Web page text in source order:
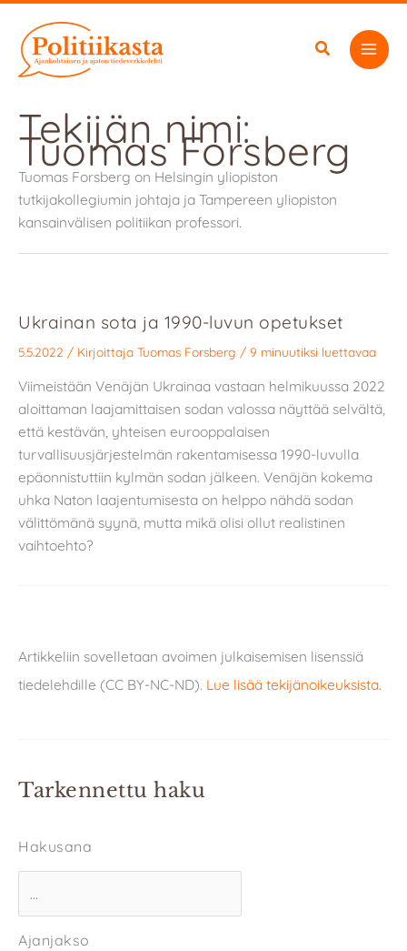
sisältöön
Tekijän nimi:
Tuomas Forsberg
Tuomas Forsberg on Helsingin yliopiston
tutkijakollegiumin johtaja ja Tampereen yliopiston
kansainvälisen politiikan professori.
Ukrainan sota ja 1990-luvun opetukset
5.5.2022 / Kirjoittaja Tuomas Forsberg / 9 minuutiksi luettavaa
Viimeistään Venäjän Ukrainaa vastaan helmikuussa 2022
aloittaman laajamittaisen sodan valossa näyttää selvältä,
että kestävän, yhteisen eurooppalaisen
turvallisuusjärjestelmän rakentamisessa 1990-luvulla
epäonnistuttiin kylmän sodan jälkeen. Venäjän kokema
uhka Naton laajentumisesta on helppo nähdä sodan
välittömänä syynä, mutta mikä olisi ollut realistinen
vaihtoehto?
Artikkeliin sovelletaan avoimen julkaisemisen lisenssiä
tiedelehdille (CC BY-NC-ND). Lue lisää tekijänoikeuksista.
Tarkennettu haku
Hakusana
Ajanjakso